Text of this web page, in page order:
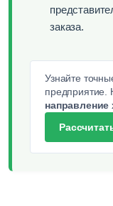
заказа.
Узнайте
предприятие.
направление